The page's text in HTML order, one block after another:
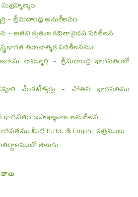
- శ్రీమదాంధ్ర అనుశీలనం
- అతని కృతుల కవితావైభవ పరిశీలన
తులనాత్మక పరిశీలనము
రామ్మూర్తి - శ్రీమదాంధ్ర భాగవతంలో
వేంకటేశ్వర్లు - పోతన భాగవతము
భాగవతం ఉపాఖ్యానాల అనుశీలన
మీద P.Hd. & Emphil పత్రములు
తెలుగు